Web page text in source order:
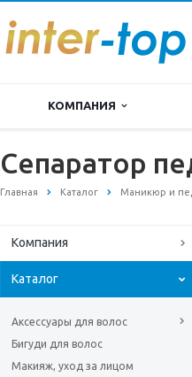
КОМПАНИЯ
Cепаратор
Главная Каталог Маникюр и
Компания
Каталог
Аксессуары для волос
Бигуди для волос
Макияж, уход за лицом